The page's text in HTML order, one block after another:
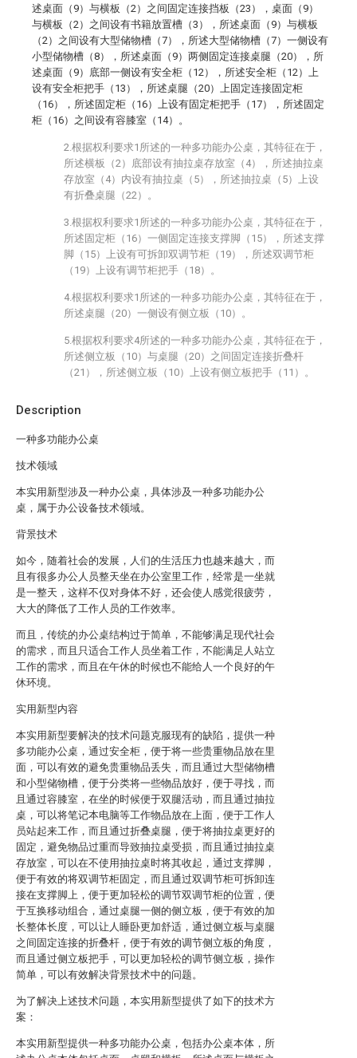
Description
一种多功能办公桌
技术领域
本实用新型涉及一种办公桌，具体涉及一种多功能办公
桌，属于办公设备技术领域。
背景技术
如今，随着社会的发展，人们的生活压力也越来越大，而
且有很多办公人员整天坐在办公室里工作，经常是一坐就
是一整天，这样不仅对身体不好，还会使人感觉很疲劳，
大大的降低了工作人员的工作效率。
而且，传统的办公桌结构过于简单，不能够满足现代社会
的需求，而且只适合工作人员坐着工作，不能满足人站立
工作的需求，而且在午休的时候也不能给人一个良好的午
休环境。
实用新型内容
本实用新型要解决的技术问题克服现有的缺陷，提供一种
多功能办公桌，通过安全柜，便于将一些贵重物品放在里
面，可以有效的避免贵重物品丢失，而且通过大型储物槽
和小型储物槽，便于分类将一些物品放好，便于寻找，而
且通过容膝室，在坐的时候便于双腿活动，而且通过抽拉
桌，可以将笔记本电脑等工作物品放在上面，便于工作人
员站起来工作，而且通过折叠桌腿，便于将抽拉桌更好的
固定，避免物品过重而导致抽拉桌受损，而且通过抽拉桌
存放室，可以在不使用抽拉桌时将其收起，通过支撑脚，
便于有效的将双调节柜固定，而且通过双调节柜可拆卸连
接在支撑脚上，便于更加轻松的调节双调节柜的位置，便
于互换移动组合，通过桌腿一侧的侧立板，便于有效的加
长整体长度，可以让人睡卧更加舒适，通过侧立板与桌腿
之间固定连接的折叠杆，便于有效的调节侧立板的角度，
而且通过侧立板把手，可以更加轻松的调节侧立板，操作
简单，可以有效解决背景技术中的问题。
为了解决上述技术问题，本实用新型提供了如下的技术方
案：
本实用新型提供一种多功能办公桌，包括办公桌本体，所
述桌面（9）与横板（2）之间固定连接挡板（23），桌面（9）
与横板（2）之间设有书籍放置槽（3），所述桌面（9）与横板
（2）之间设有大型储物槽（7），所述大型储物槽（7）一侧设有
小型储物槽（8），所述桌面（9）两侧固定连接桌腿（20），所
述桌面（9）底部一侧设有安全柜（12），所述安全柜（12）上
设有安全柜把手（13），所述桌腿（20）上固定连接固定柜
（16），所述固定柜（16）上设有固定柜把手（17），所述固定
柜（16）之间设有容膝室（14）。
2.根据权利要求1所述的一种多功能办公桌，其特征在于，
所述横板（2）底部设有抽拉桌存放室（4），所述抽拉桌
存放室（4）内设有抽拉桌（5），所述抽拉桌（5）上设
有折叠桌腿（22）。
3.根据权利要求1所述的一种多功能办公桌，其特征在于，
所述固定柜（16）一侧固定连接支撑脚（15），所述支撑
脚（15）上设有可拆卸双调节柜（19），所述双调节柜
（19）上设有调节柜把手（18）。
4.根据权利要求1所述的一种多功能办公桌，其特征在于，
所述桌腿（20）一侧设有侧立板（10）。
5.根据权利要求4所述的一种多功能办公桌，其特征在于，
所述侧立板（10）与桌腿（20）之间固定连接折叠杆
（21），所述侧立板（10）上设有侧立板把手（11）。